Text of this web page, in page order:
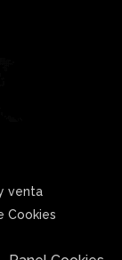
venta
Cookies